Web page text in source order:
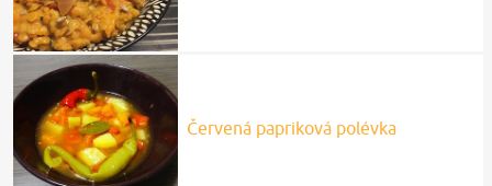
Červená papriková polévka